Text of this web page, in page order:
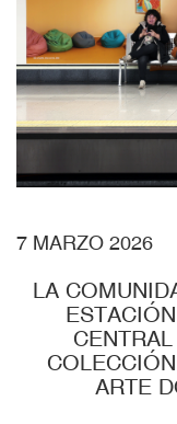
7 MARZO 2026
LA
ARTE